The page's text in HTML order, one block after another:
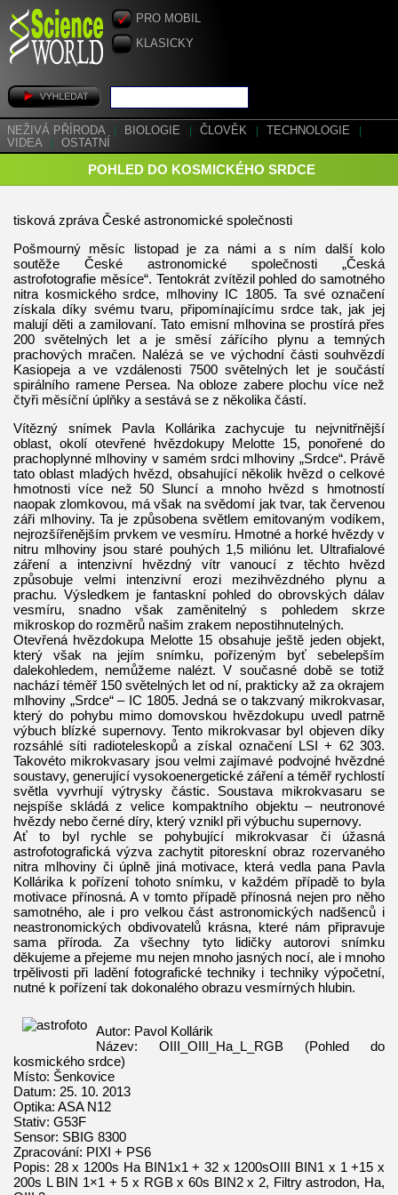
PRO MOBIL
KLASICKY
NEŽIVÁ PŘÍRODA BIOLOGIE ČLOVĚK TECHNOLOGIE
VIDEA
OSTATNÍ
POHLED DO KOSMICKÉHO SRDCE
tisková zpráva České astronomické společnosti
Pošmourný měsíc listopad je za námi a s ním další kolo
soutěže České astronomické společnosti „Česká
astrofotografie měsíce“. Tentokrát zvítězil pohled do samotného
nitra kosmického srdce, mlhoviny IC 1805. Ta své označení
získala díky svému tvaru, připomínajícímu srdce tak, jak jej
malují děti a zamilovaní. Tato emisní mlhovina se prostírá přes
200 světelných let a je směsí zářícího plynu a temných
prachových mračen. Nalézá se ve východní části souhvězdí
Kasiopeja a ve vzdálenosti 7500 světelných let je součástí
spirálního ramene Persea. Na obloze zabere plochu více než
čtyři měsíční úplňky a sestává se z několika částí.
Vítězný snímek Pavla Kollárika zachycuje tu nejvnitřnější
oblast, okolí otevřené hvězdokupy Melotte 15, ponořené do
prachoplynné mlhoviny v samém srdci mlhoviny „Srdce“. Právě
tato oblast mladých hvězd, obsahující několik hvězd o celkové
hmotnosti více než 50 Sluncí a mnoho hvězd s hmotností
naopak zlomkovou, má však na svědomí jak tvar, tak červenou
záři mlhoviny. Ta je způsobena světlem emitovaným vodíkem,
nejrozšířenějším prvkem ve vesmíru. Hmotné a horké hvězdy v
nitru mlhoviny jsou staré pouhých 1,5 miliónu let. Ultrafialové
záření a intenzivní hvězdný vítr vanoucí z těchto hvězd
způsobuje velmi intenzivní erozi mezihvězdného plynu a
prachu. Výsledkem je fantaskní pohled do obrovských dálav
vesmíru, snadno však zaměnitelný s pohledem skrze
mikroskop do rozměrů našim zrakem nepostihnutelných.
Otevřená hvězdokupa Melotte 15 obsahuje ještě jeden objekt,
který však na jejím snímku, pořízeným byť sebelepším
dalekohledem, nemůžeme nalézt. V současné době se totiž
nachází téměř 150 světelných let od ní, prakticky až za okrajem
mlhoviny „Srdce“ – IC 1805. Jedná se o takzvaný mikrokvasar,
který do pohybu mimo domovskou hvězdokupu uvedl patrně
výbuch blízké supernovy. Tento mikrokvasar byl objeven díky
rozsáhlé síti radioteleskopů a získal označení LSI + 62 303.
Takovéto mikrokvasary jsou velmi zajímavé podvojné hvězdné
soustavy, generující vysokoenergetické záření a téměř rychlostí
světla vyvrhují výtrysky částic. Soustava mikrokvasaru se
nejspíše skládá z velice kompaktního objektu – neutronové
hvězdy nebo černé díry, který vznikl při výbuchu supernovy.
Ať to byl rychle se pohybující mikrokvasar či úžasná
astrofotografická výzva zachytit pitoreskní obraz rozervaného
nitra mlhoviny či úplně jiná motivace, která vedla pana Pavla
Kollárika k pořízení tohoto snímku, v každém případě to byla
motivace přínosná. A v tomto případě přínosná nejen pro něho
samotného, ale i pro velkou část astronomických nadšenců i
neastronomických obdivovatelů krásna, které nám připravuje
sama příroda. Za všechny tyto lidičky autorovi snímku
děkujeme a přejeme mu nejen mnoho jasných nocí, ale i mnoho
trpělivosti při ladění fotografické techniky i techniky výpočetní,
nutné k pořízení tak dokonalého obrazu vesmírných hlubin.
Autor: Pavol Kollárik
Název: OIII_OIII_Ha_L_RGB (Pohled do
kosmického srdce)
Místo: Šenkovice
Datum: 25. 10. 2013
Optika: ASA N12
Stativ: G53F
Sensor: SBIG 8300
Zpracování: PIXI + PS6
Popis: 28 x 1200s Ha BIN1x1 + 32 x 1200sOIII BIN1 x 1 +15 x
200s L BIN 1×1 + 5 x RGB x 60s BIN2 x 2, Filtry astrodon, Ha,